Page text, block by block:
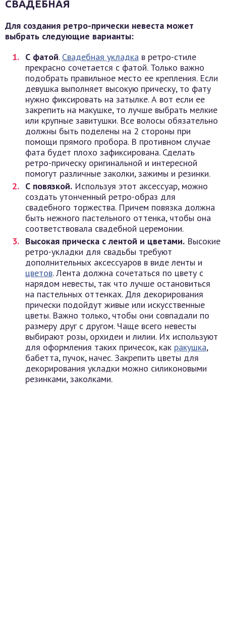
СВАДЕБНАЯ
Для создания ретро-прически невеста может
выбрать следующие варианты:
С фатой. Свадебная укладка в ретро-стиле
прекрасно сочетается с фатой. Только важно
подобрать правильное место ее крепления. Если
девушка выполняет высокую прическу, то фату
нужно фиксировать на затылке. А вот если ее
закрепить на макушке, то лучше выбрать мелкие
или крупные завитушки. Все волосы обязательно
должны быть поделены на 2 стороны при
помощи прямого пробора. В противном случае
фата будет плохо зафиксирована. Сделать
ретро-прическу оригинальной и интересной
помогут различные заколки, зажимы и резинки.
С повязкой. Используя этот аксессуар, можно
создать утонченный ретро-образ для
свадебного торжества. Причем повязка должна
быть нежного пастельного оттенка, чтобы она
соответствовала свадебной церемонии.
Высокая прическа с лентой и цветами. Высокие
ретро-укладки для свадьбы требуют
дополнительных аксессуаров в виде ленты и
цветов. Лента должна сочетаться по цвету с
нарядом невесты, так что лучше остановиться
на пастельных оттенках. Для декорирования
прически подойдут живые или искусственные
цветы. Важно только, чтобы они совпадали по
размеру друг с другом. Чаще всего невесты
выбирают розы, орхидеи и лилии. Их используют
для оформления таких причесок, как ракушка,
бабетта, пучок, начес. Закрепить цветы для
декорирования укладки можно силиконовыми
резинками, заколками.